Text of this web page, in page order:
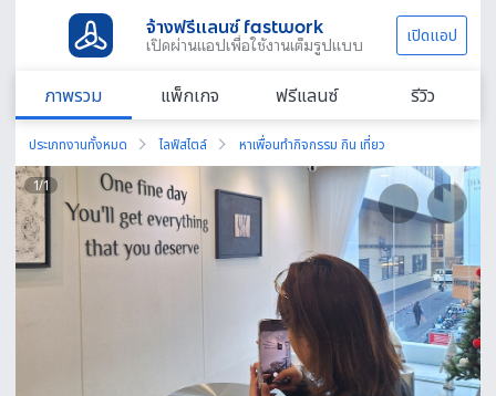
จ้างฟรีแลนซ์ fastwork
เปิดผ่านแอปเพื่อใช้งานเต็มรูปแบบ เปิดแอป
ภาพรวม แพ็กเกจ ฟรีแลนซ์ รีวิว
ประเภทงานทั้งหมด ไลฟ์สไตล์ หาเพื่อนทำกิจกรรม กิน เที่ยว
1/1